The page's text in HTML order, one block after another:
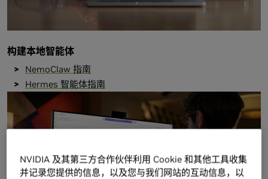
构建本地智能体
NemoClaw 指南
Hermes 智能体指南
NVIDIA 及其第三方合作伙伴利用 Cookie 和其他工具收集
并记录您提供的信息，以及您与我们网站的互动信息，以